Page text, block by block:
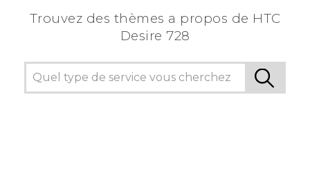
Trouvez des thèmes a propos de HTC
Desire 728